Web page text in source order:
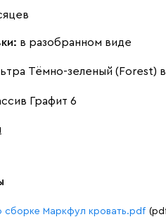
в разобранном виде
Тёмно-зеленый (Forest)
Графит 6
сборке Маркфул кровать.pdf